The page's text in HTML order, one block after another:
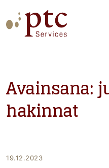
to
content
Avainsana:
hakinnat
19.12.2023